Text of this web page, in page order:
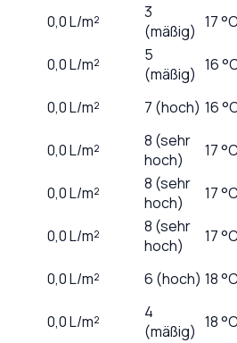
0,0L/m²
3
(mäßig) 17
0,0L/m²
5
(mäßig) 16
0,0L/m² 7 (hoch) 16
0,0L/m²
8 (sehr
hoch)
17
0,0L/m²
8 (sehr
hoch)
17
0,0L/m²
8 (sehr
hoch)
17
0,0L/m² 6 (hoch) 18
0,0L/m²
4
(mäßig) 18